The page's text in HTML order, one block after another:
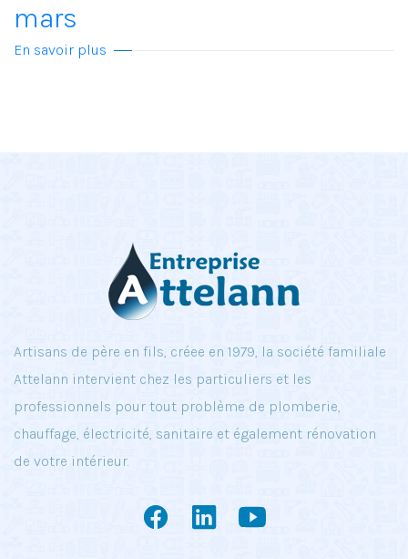
mars
En savoir plus
Artisans de père en fils, créee en 1979, la société familiale
Attelann intervient chez les particuliers et les
professionnels pour tout problème de plomberie,
chauffage, électricité, sanitaire et également rénovation
de votre intérieur.